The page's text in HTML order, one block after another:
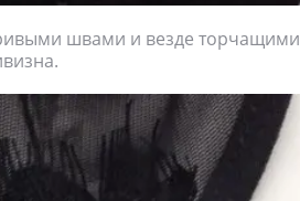
швами и везде торчащими